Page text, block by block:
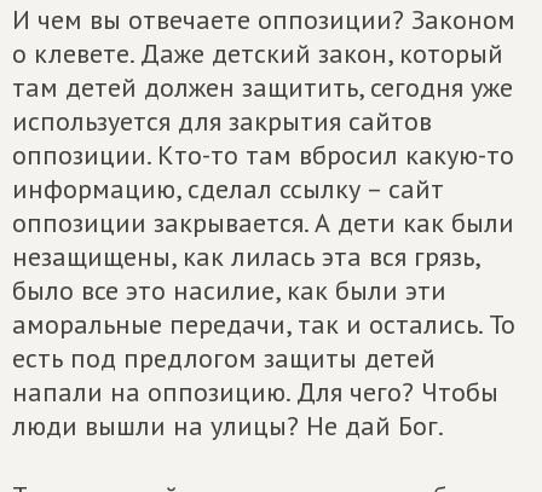
И чем вы отвечаете оппозиции? Законом
о клевете. Даже детский закон, который
там детей должен защитить, сегодня уже
используется для закрытия сайтов
оппозиции. Кто-то там вбросил какую-то
информацию, сделал ссылку – сайт
оппозиции закрывается. А дети как были
незащищены, как лилась эта вся грязь,
было все это насилие, как были эти
аморальные передачи, так и остались. То
есть под предлогом защиты детей
напали на оппозицию. Для чего? Чтобы
люди вышли на улицы? Не дай Бог.